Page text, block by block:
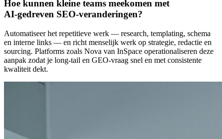
Hoe kunnen kleine teams meekomen met
AI‑gedreven SEO‑veranderingen?
Automatiseer het repetitieve werk — research, templating, schema
en interne links — en richt menselijk werk op strategie, redactie en
sourcing. Platforms zoals Nova van InSpace operationaliseren deze
aanpak zodat je long‑tail en GEO‑vraag snel en met consistente
kwaliteit dekt.